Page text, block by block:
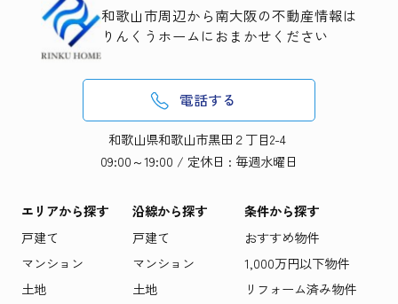
和歌山市周辺から南大阪の不動産情報は
りんくうホームにおまかせください
電話する
和歌山県和歌山市黒田２丁目2-4
09:00～19:00 / 定休日 : 毎週水曜日
エリアから探す
戸建て
マンション
土地
沿線から探す
戸建て
マンション
土地
条件から探す
おすすめ物件
1,000万円以下物件
リフォーム済み物件